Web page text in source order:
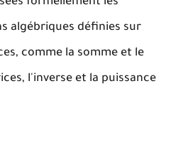
algébriques définies sur
comme la somme et le
l'inverse et la puissance